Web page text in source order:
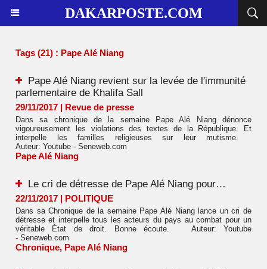
DAKARPOSTE.COM
Tags (21) : Pape Alé Niang
Pape Alé Niang revient sur la levée de l'immunité
parlementaire de Khalifa Sall
29/11/2017 | Revue de presse
Dans sa chronique de la semaine Pape Alé Niang dénonce
vigoureusement les violations des textes de la République. Et
interpelle les familles religieuses sur leur mutisme.
Auteur: Youtube - Seneweb.com
Pape Alé Niang
Le cri de détresse de Pape Alé Niang pour…
22/11/2017 | POLITIQUE
Dans sa Chronique de la semaine Pape Alé Niang lance un cri de
détresse et interpelle tous les acteurs du pays au combat pour un
véritable État de droit. Bonne écoute. Auteur: Youtube
- Seneweb.com
Chronique, Pape Alé Niang